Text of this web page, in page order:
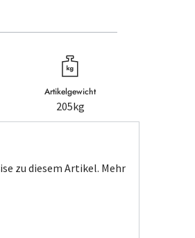
Artikelgewicht
205kg
zu diesem Artikel. Mehr